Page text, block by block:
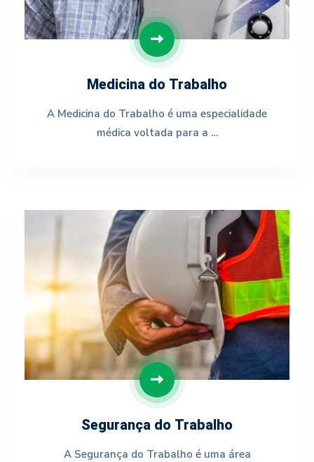
Medicina do Trabalho
A Medicina do Trabalho é uma especialidade
médica voltada para a …
Segurança do Trabalho
A Segurança do Trabalho é uma área